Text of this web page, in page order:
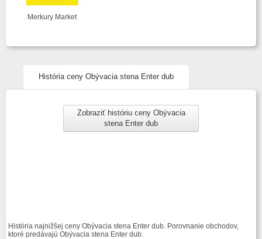
Merkury Market
História ceny Obývacia stena Enter dub
Zobraziť históriu ceny Obývacia
stena Enter dub
História najnižšej ceny Obývacia stena Enter dub. Porovnanie obchodov,
ktoré predávajú Obývacia stena Enter dub.